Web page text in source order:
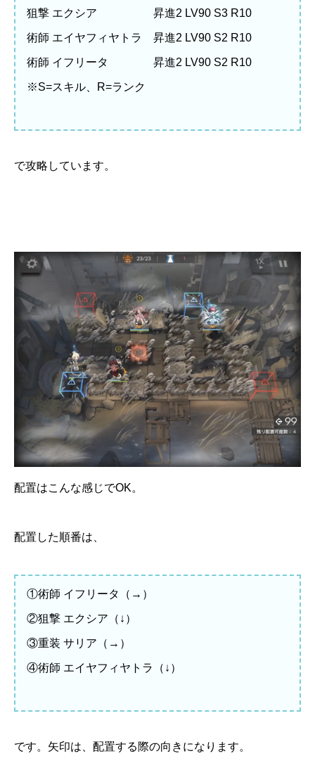
狙撃 エクシア 昇進2 LV90 S3 R10
術師 エイヤフィヤトラ 昇進2 LV90 S2 R10
術師 イフリータ 昇進2 LV90 S2 R10
※S=スキル、R=ランク
で攻略しています。
配置はこんな感じでOK。
配置した順番は、
①術師 イフリータ（→）
②狙撃 エクシア（↓）
③重装 サリア（→）
④術師 エイヤフィヤトラ（↓）
です。矢印は、配置する際の向きになります。